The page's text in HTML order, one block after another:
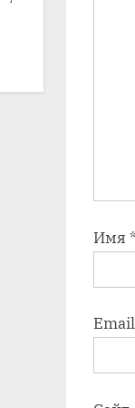
Имя *
Email